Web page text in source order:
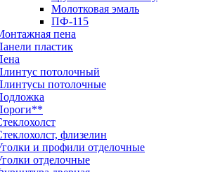
Молотковая эмаль
ПФ-115
пена
пластик
потолочный
потолочные
флизелин
и профили отделочные
отделочные